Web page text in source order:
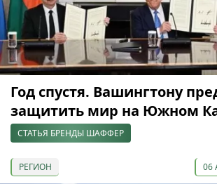
Год спустя. Вашингтону
защитить мир на Южном
СТАТЬЯ БРЕНДЫ ШАФФЕР
РЕГИОН 06